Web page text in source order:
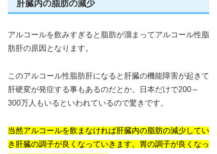
肝臓内の脂肪の減少
アルコールを飲みすぎると脂肪が溜まってアルコール性脂
肪肝の原因となります。
このアルコール性脂肪肝になると肝臓の機能障害が起きて
肝硬変が発症する事もあるのだとか。日本だけで200～
300万人もいるといわれているので驚きです。
当然アルコールを飲まなければ肝臓内の脂肪の減少してい
き肝臓の調子が良くなっていきます。胃の調子が良くなっ